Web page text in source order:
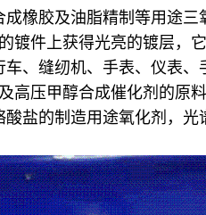
橡胶及油脂精制等用途
镀件上获得光亮的镀层，
、缝纫机、手表、仪表
高压甲醇合成催化剂的原
盐的制造用途氧化剂，